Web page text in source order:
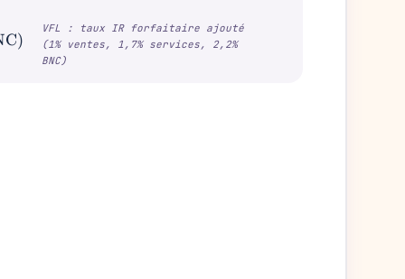
activité : 12,3\% ventes, 21,2\% services BIC,
VFL : taux IR forfaitaire ajouté
(1% ventes, 1,7% services, 2,2%
BNC)